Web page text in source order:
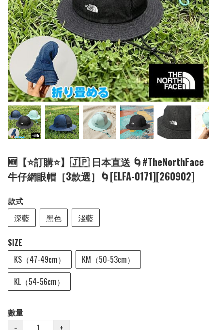
🆕【⭐訂購⭐】🇯🇵 日本直送 🌀#TheNorthFace
牛仔網眼帽［3款選］🌀[ELFA-0171][260902]
款式
深藍
黑色 淺藍
SIZE
KS（47-49cm）
KM（50-53cm）
KL（54-56cm）
數量